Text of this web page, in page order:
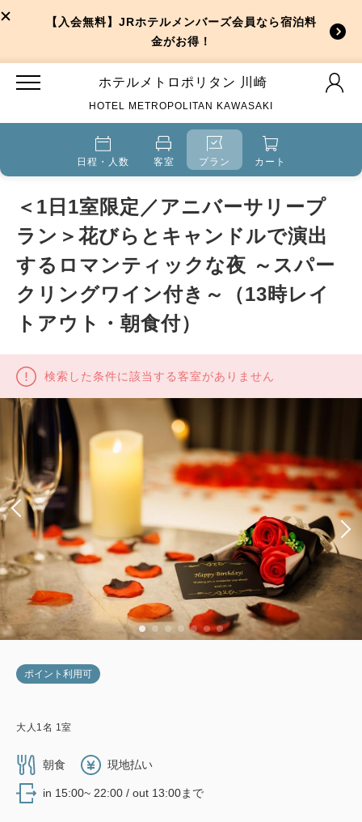
【入会無料】JRホテルメンバーズ会員なら宿泊料
金がお得！
ホテルメトロポリタン 川崎
HOTEL METROPOLITAN KAWASAKI
日程・人数 客室 プラン カート
＜1日1室限定／アニバーサリープ
ラン＞花びらとキャンドルで演出
するロマンティックな夜 ～スパー
クリングワイン付き～（13時レイ
トアウト・朝食付）
検索した条件に該当する客室がありません
ポイント利用可
大人 1 名 1 室
朝食 現地払い
in 15:00~ 22:00 / out 13:00まで